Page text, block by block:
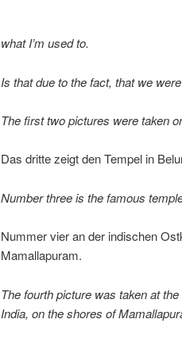
what I’m used to.
Is that due to the fact, that we
The first two pictures were taken
Das dritte zeigt den Tempel in
Number three is the famous
Nummer vier an der indischen
Mamallapuram.
The fourth picture was taken at
India, on the shores of